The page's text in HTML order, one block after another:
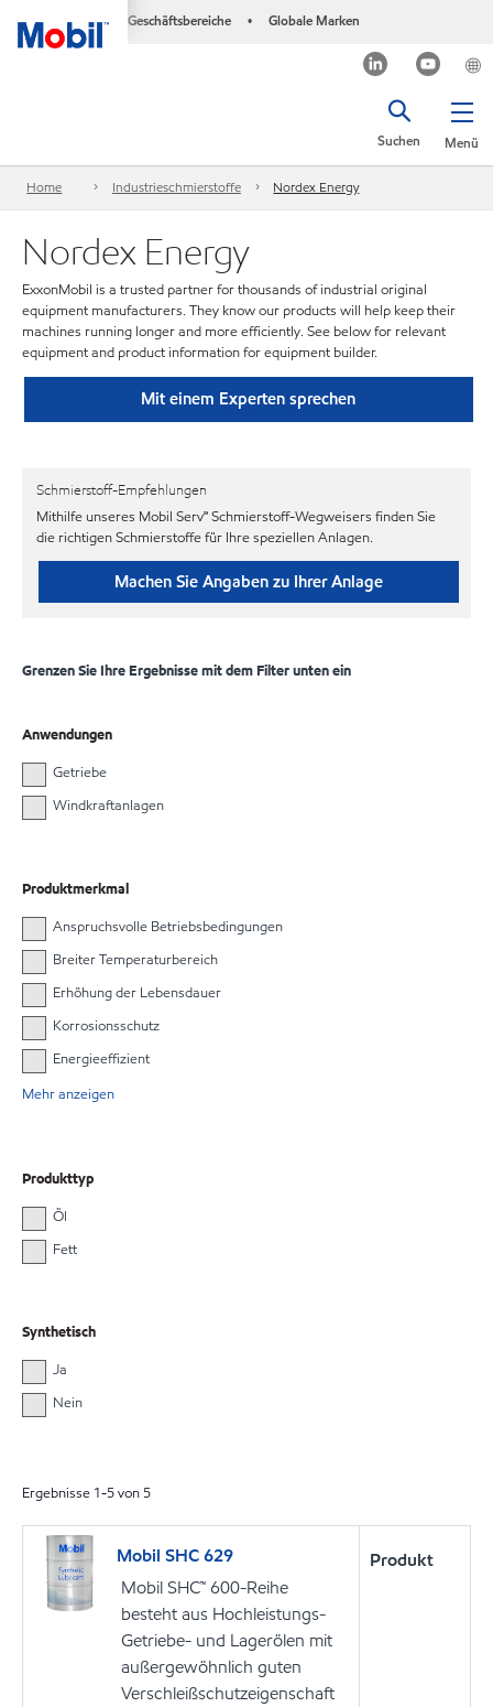
Geschäftsbereiche • Globale Marken
Menü
Suchen
Home Industrieschmierstoffe Nordex Energy
Nordex Energy
ExxonMobil is a trusted partner for thousands of industrial original
equipment manufacturers. They know our products will help keep their
machines running longer and more efficiently. See below for relevant
equipment and product information for equipment builder.
Mit einem Experten sprechen
Schmierstoff-Empfehlungen
Mithilfe unseres Mobil Serv℠ Schmierstoff-Wegweisers finden Sie
die richtigen Schmierstoffe für Ihre speziellen Anlagen.
Machen Sie Angaben zu Ihrer Anlage
Grenzen Sie Ihre Ergebnisse mit dem Filter unten ein
Anwendungen
Getriebe
Windkraftanlagen
Produktmerkmal
Anspruchsvolle Betriebsbedingungen
Breiter Temperaturbereich
Erhöhung der Lebensdauer
Korrosionsschutz
Energieeffizient
Mehr anzeigen
Produkttyp
Öl
Fett
Synthetisch
Ja
Nein
Ergebnisse 1-5von 5
Mobil SHC 629
Mobil SHC™ 600-Reihe
besteht aus Hochleistungs-
Getriebe- und Lagerölen mit
außergewöhnlich guten
Verschleißschutzeigenschaft
Produkt